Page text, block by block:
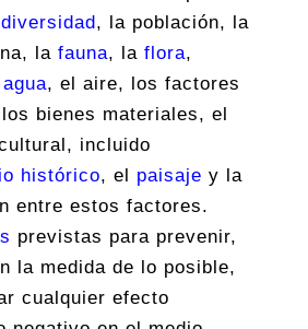
, la población, la
la fauna, la flora,
agua, el aire, los factores
bienes materiales, el
incluido
histórico, el paisaje y la
entre estos factores.
previstas para prevenir,
la medida de lo posible,
cualquier efecto